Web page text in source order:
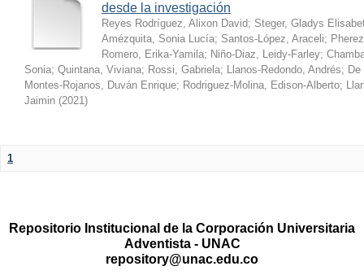
desde la investigación
Reyes Rodríguez, Alixon David; Steger, Gladys
Amézquita, Sonia Lucía; Santos-López, Araceli;
Romero, Erika-Yamila; Niño-Diaz, Leidy-Farley;
Sonia; Quintana, Viviana; Rossi, Gabriela; Llanos-Redondo, Andrés;
Montes-Rojanos, Duván Enrique; Rodriguez-Molina, Edison-Alberto;
Jaimin (2021)
1
Repositorio Institucional de la Corporación Universitaria
Adventista - UNAC
repository@unac.edu.co